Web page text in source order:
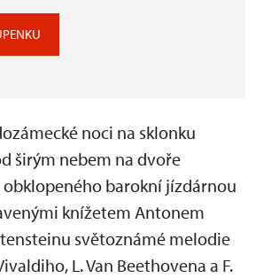
noci na sklonku
širým nebem na dvoře
barokní jízdárnou
knížetem Antonem
světoznámé melodie
L. Van Beethovena a F.